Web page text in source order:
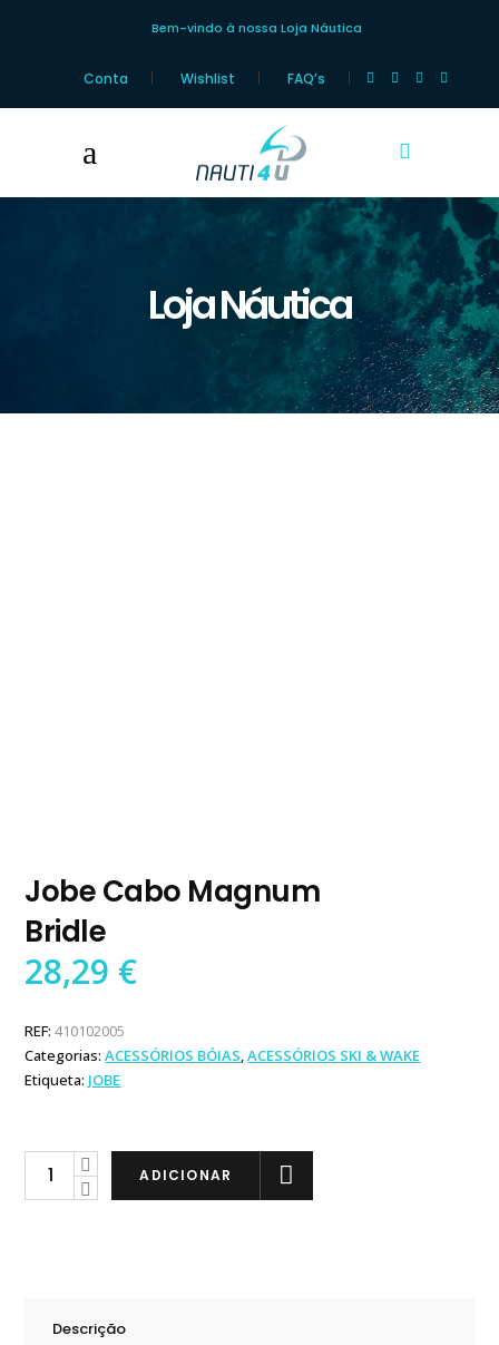
Bem-vindo à nossa Loja Náutica
Conta Wishlist FAQ’s
Loja Náutica
Jobe Cabo Magnum
Bridle
28,29 €
REF:410102005
Categorias:ACESSÓRIOS BÓIAS,ACESSÓRIOS SKI & WAKE
Etiqueta: JOBE
Jobe
ADICIONAR
Descrição